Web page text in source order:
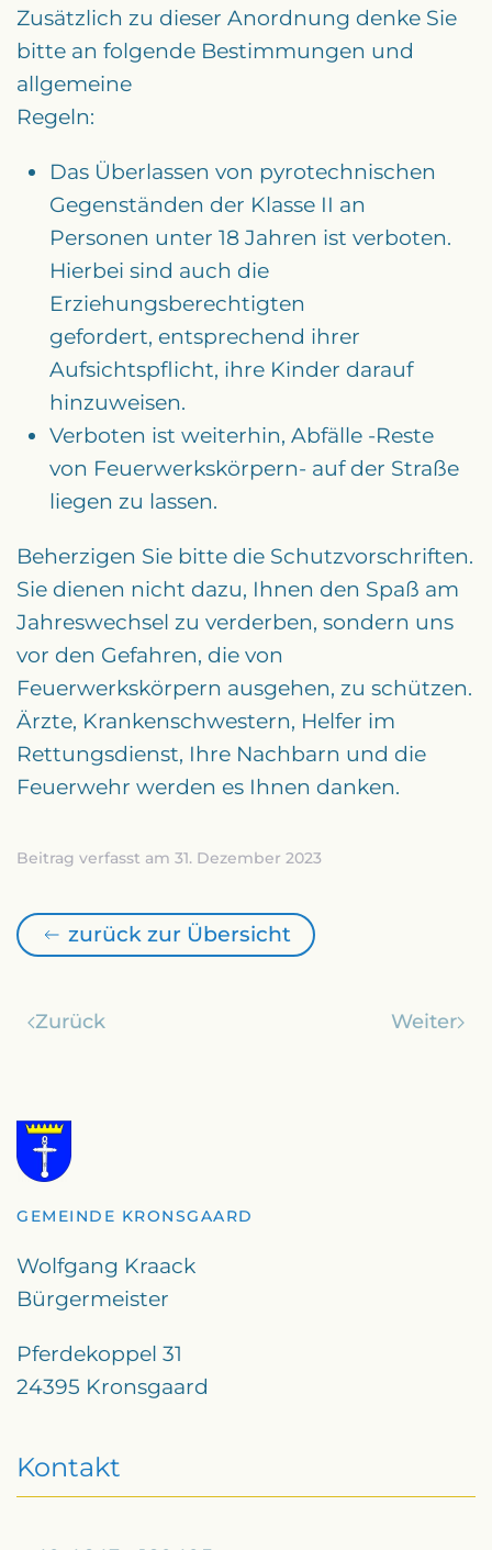
Zusätzlich zu dieser Anordnung denke Sie
bitte an folgende Bestimmungen und
allgemeine
Regeln:
Das Überlassen von pyrotechnischen
Gegenständen der Klasse II an
Personen unter 18 Jahren ist verboten.
Hierbei sind auch die
Erziehungsberechtigten
gefordert, entsprechend ihrer
Aufsichtspflicht, ihre Kinder darauf
hinzuweisen.
Verboten ist weiterhin, Abfälle -Reste
von Feuerwerkskörpern- auf der Straße
liegen zu lassen.
Beherzigen Sie bitte die Schutzvorschriften.
Sie dienen nicht dazu, Ihnen den Spaß am
Jahreswechsel zu verderben, sondern uns
vor den Gefahren, die von
Feuerwerkskörpern ausgehen, zu schützen.
Ärzte, Krankenschwestern, Helfer im
Rettungsdienst, Ihre Nachbarn und die
Feuerwehr werden es Ihnen danken.
Beitrag verfasst am 31. Dezember 2023
zurück zur Übersicht
Zurück Weiter
GEMEINDE KRONSGAARD
Wolfgang Kraack
Bürgermeister
Pferdekoppel 31
24395 Kronsgaard
Kontakt